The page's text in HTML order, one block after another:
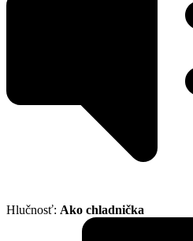
Hlučnosť: Ako chladnička